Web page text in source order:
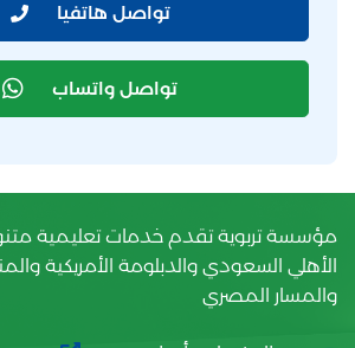
تواصل هاتفيا
تواصل واتساب
مؤسسة تربوية تقدم خدمات تعليمية
الأهلي السعودي والدبلومة الأمريكية
والمسار المصري